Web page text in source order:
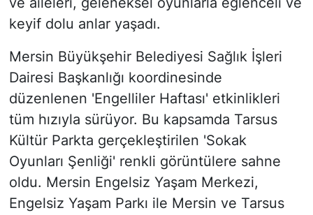
keyif dolu anlar yaşadı.
Mersin Büyükşehir Belediyesi Sağlık İşleri
Dairesi Başkanlığı koordinesinde
düzenlenen 'Engelliler Haftası' etkinlikleri
tüm hızıyla sürüyor. Bu kapsamda Tarsus
Kültür Parkta gerçekleştirilen 'Sokak
Oyunları Şenliği' renkli görüntülere sahne
oldu. Mersin Engelsiz Yaşam Merkezi,
Engelsiz Yaşam Parkı ile Mersin ve Tarsus